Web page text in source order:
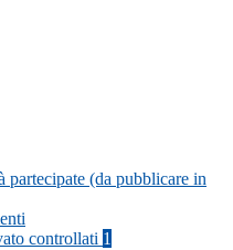
partecipate (da pubblicare in
controllati 1